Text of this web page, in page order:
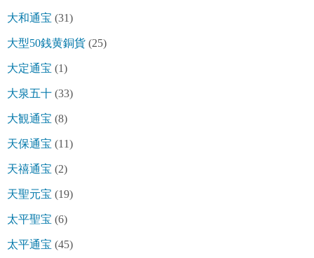
大和通宝 (31)
大型50銭黄銅貨 (25)
大定通宝 (1)
大泉五十 (33)
大観通宝 (8)
天保通宝 (11)
天禧通宝 (2)
天聖元宝 (19)
太平聖宝 (6)
太平通宝 (45)